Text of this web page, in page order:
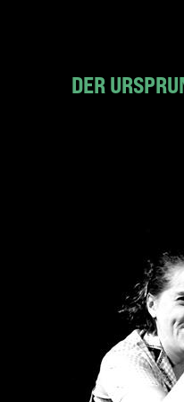
DER